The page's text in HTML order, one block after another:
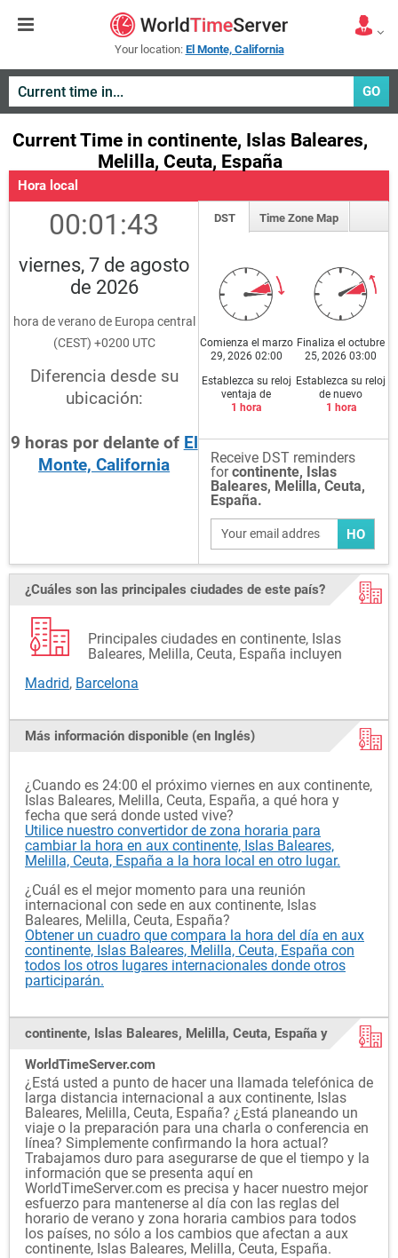
Your location: El Monte, California
GO
Current Time in continente, Islas Baleares,
Melilla, Ceuta, España
Hora local
00:01:43
viernes, 7 de agosto
de 2026
hora de verano de Europa central
(CEST) +0200 UTC
Diferencia desde su
ubicación:
9 horas por delante of El
Monte, California
DST Time Zone Map
Comienza el marzo
29, 2026 02:00
Establezca su reloj
ventaja de
1 hora
Finaliza el octubre
25, 2026 03:00
Establezca su reloj
de nuevo
1 hora
Receive DST reminders
forcontinente, Islas
Baleares, Melilla, Ceuta,
España.
HO
¿Cuáles son las principales ciudades de este país?
Principales ciudades en continente, Islas
Baleares, Melilla, Ceuta, España incluyen
Madrid, Barcelona
Más información disponible (en Inglés)
¿Cuando es 24:00 el próximo viernes en aux continente,
Islas Baleares, Melilla, Ceuta, España, a qué hora y
fecha que será donde usted vive?
Utilice nuestro convertidor de zona horaria para
cambiar la hora en aux continente, Islas Baleares,
Melilla, Ceuta, España a la hora local en otro lugar.
¿Cuál es el mejor momento para una reunión
internacional con sede en aux continente, Islas
Baleares, Melilla, Ceuta, España?
Obtener un cuadro que compara la hora del día en aux
continente, Islas Baleares, Melilla, Ceuta, España con
todos los otros lugares internacionales donde otros
participarán.
continente, Islas Baleares, Melilla, Ceuta, España y
WorldTimeServer.com
¿Está usted a punto de hacer una llamada telefónica de
larga distancia internacional a aux continente, Islas
Baleares, Melilla, Ceuta, España? ¿Está planeando un
viaje o la preparación para una charla o conferencia en
línea? Simplemente confirmando la hora actual?
Trabajamos duro para asegurarse de que el tiempo y la
información que se presenta aquí en
WorldTimeServer.com es precisa y hacer nuestro mejor
esfuerzo para mantenerse al día con las reglas del
horario de verano y zona horaria cambios para todos
los países, no sólo a los cambios que afectan a aux
continente, Islas Baleares, Melilla, Ceuta, España.